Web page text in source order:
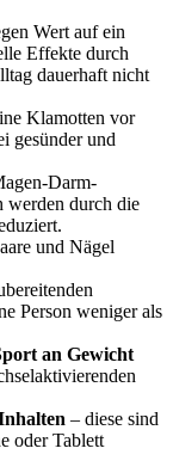
Wert auf ein
Effekte durch
dauerhaft nicht
Klamotten vor
gesünder und
Darm-
werden durch die
und Nägel
Person weniger als
an Gewicht
– diese sind
oder Tablett